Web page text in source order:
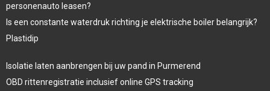
personenauto leasen?
Is een constante waterdruk richting je elektrische boiler belangrijk?
Plastidip
Isolatie laten aanbrengen bij uw pand in Purmerend
OBD rittenregistratie inclusief online GPS tracking